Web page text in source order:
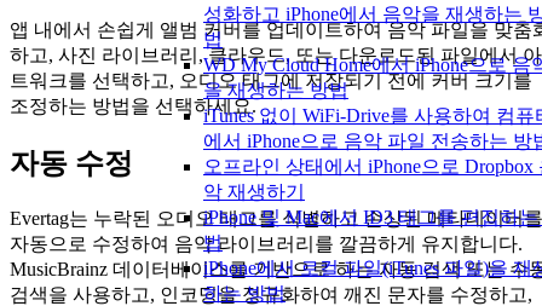
성화하고 iPhone에서 음악을 재생하는
법
WD My Cloud Home에서 iPhone으로 음
을 재생하는 방법
iTunes 없이 WiFi-Drive를 사용하여 컴퓨
에서 iPhone으로 음악 파일 전송하는 방
오프라인 상태에서 iPhone으로 Dropbox
악 재생하기
iPhone 및 Mac에서 ID3 태그를 편집하
법
iPhone에서 로컬 파일(iTunes 파일)을 재
하는 방법
앱 내에서 손쉽게 앨범 커버를 업데이트하여 음악 파일을 맞춤
하고, 사진 라이브러리, 클라우드, 또는 다운로드된 파일에서 아
트워크를 선택하고, 오디오 태그에 저장되기 전에 커버 크기를
조정하는 방법을 선택하세요.
자동 수정
Evertag는 누락된 오디오 태그를 식별하고 손상된 메타데이터를
자동으로 수정하여 음악 라이브러리를 깔끔하게 유지합니다.
MusicBrainz 데이터베이스를 기반으로 하는 자동 검색 또는 수
검색을 사용하고, 인코딩을 정규화하여 깨진 문자를 수정하고,